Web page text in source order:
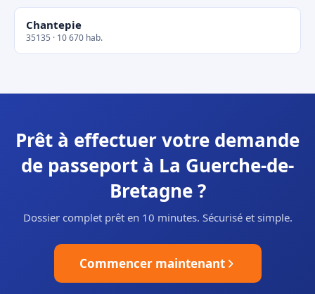
Chantepie
35135 · 10 670 hab.
Prêt à effectuer votre demande
de passeport à La Guerche-de-
Bretagne ?
Dossier complet prêt en 10 minutes. Sécurisé et simple.
Commencer maintenant